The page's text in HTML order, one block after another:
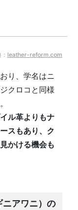
leather-reform.com
り、学名はニ
クロコと同様
ル革よりもナ
スもあり、ク
かける機会も
ニアワニ）の